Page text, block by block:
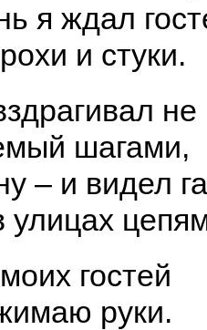
я ждал
и стуки.
не
шагами,
– и видел
гостей
руки.